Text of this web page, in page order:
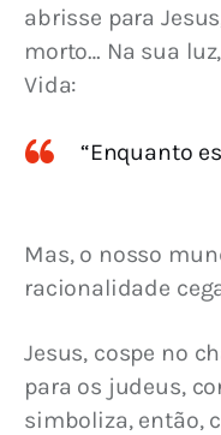
abrisse para
morto… Na sua
Vida:
“Enquanto
Mas, o nosso
racionalidade
Jesus, cospe no
para os judeus,
simboliza, então,